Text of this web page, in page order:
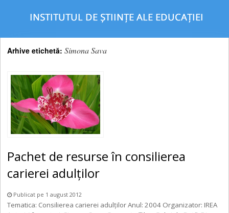
Arhive etichetă:Simona Sava
Pachet de resurse în consilierea
carierei adulților
Publicat pe 1 august 2012
Tematica: Consilierea carierei adulților Anul: 2004 Organizator: IREA